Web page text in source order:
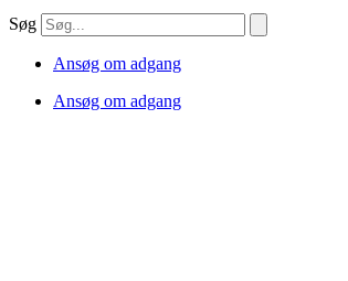
Søg
Ansøg om adgang
Ansøg om adgang